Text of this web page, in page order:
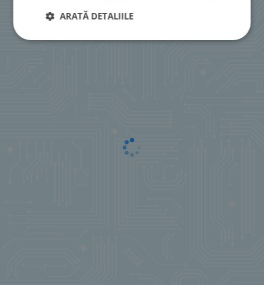
ARATĂ DETALIILE